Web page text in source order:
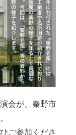
会が、秦野市
ご参加くださ